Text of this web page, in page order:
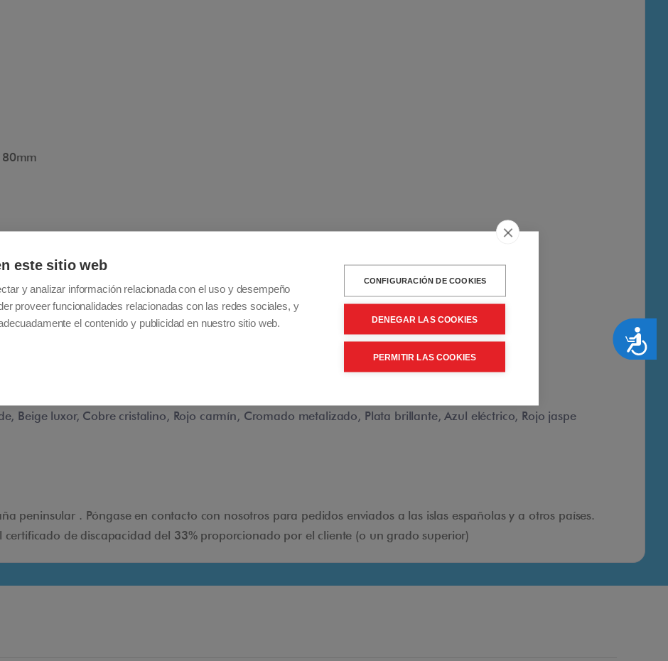
Accesibilidad
suciedad. Para realizar el mantenimiento
Ajuste muy preciso del
Manillar
Conducción ergonómica
Asegura la frenada de emergencia si es necesaria.
Luz de Freno
80mm
Beige luxor, Cobre cristalino, Rojo carmín, Cromado metalizado, Plata brillante, Azul eléctrico, Rojo jaspe
peninsular . Póngase en contacto con nosotros para pedidos enviados a las islas españolas y a otros países.
certificado de discapacidad del 33% proporcionado por el cliente (o un grado superior)
este sitio web
y analizar información relacionada con el uso y desempeño
proveer funcionalidades relacionadas con las redes sociales, y
el contenido y publicidad en nuestro sitio web.
CONFIGURACIÓN DE COOKIES
DENEGAR LAS COOKIES
PERMITIR LAS COOKIES